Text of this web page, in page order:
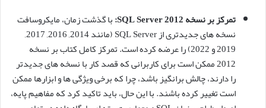
تمرکز بر نسخه SQL Server 2012:
با گذشت زمان، مایکروسافت
نسخه های جدیدتری از SQL Server (مانند 2014, 2016, 2017,
2019 و 2022) را عرضه کرده است. تمرکز کامل کتاب بر نسخه
2012 ممکن است برای کاربرانی که قصد کار با نسخه های جدیدتر
را دارند، چالش برانگیز باشد، چرا که برخی ویژگی ها و ابزارها ممکن
است تغییر کرده باشند. با این حال، باید تاکید کرد که مفاهیم پایه،